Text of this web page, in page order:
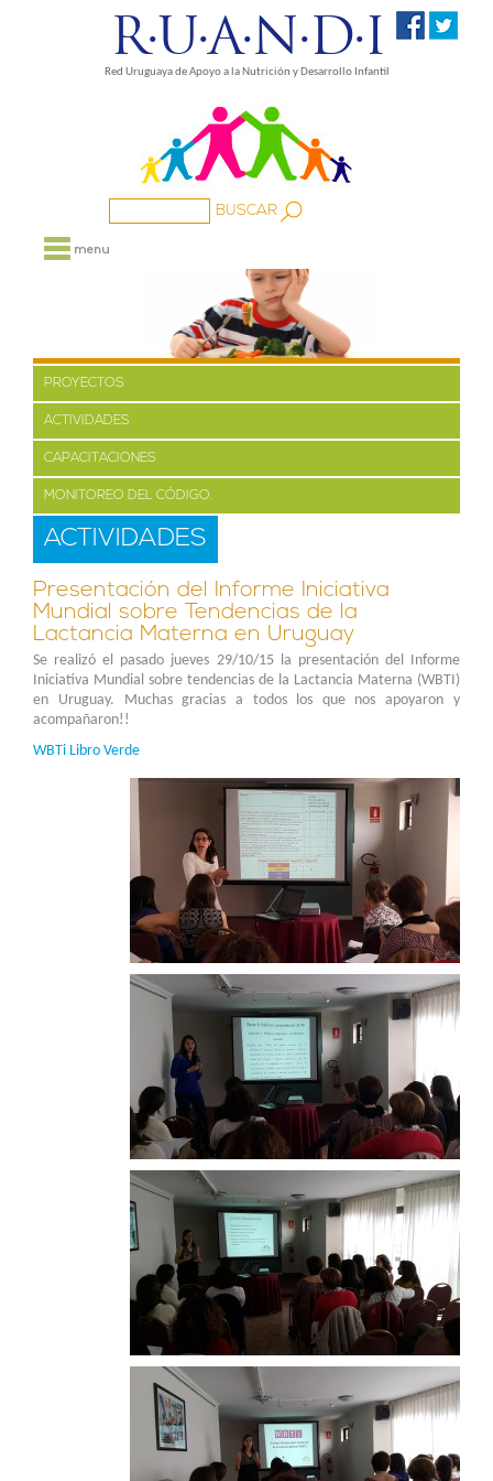
R·U·A·N·D·I
Red Uruguaya de Apoyo a la Nutrición y Desarrollo Infantil
NOSOTROS
PROYECTOS
MEDIOS
FAMILIA
PROYECTOS
ACTIVIDADES
CAPACITACIONES
MONITOREO DEL CÓDIGO.
ACTIVIDADES
Presentación del Informe Iniciativa
Mundial sobre Tendencias de la
Lactancia Materna en Uruguay
Se realizó el pasado jueves 29/10/15 la presentación del Informe
Iniciativa Mundial sobre tendencias de la Lactancia Materna (WBTI)
en Uruguay. Muchas gracias a todos los que nos apoyaron y
acompañaron!!
WBTi Libro Verde